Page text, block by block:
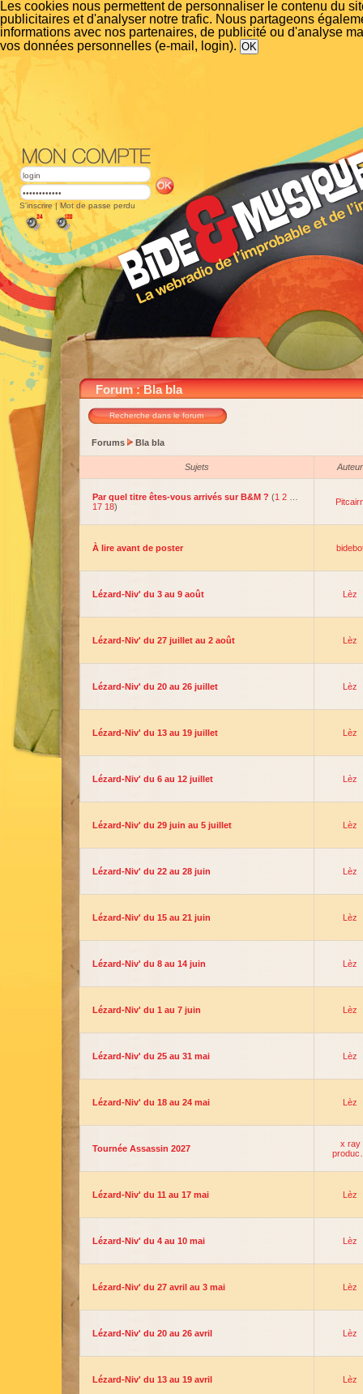
Les cookies nous permettent de personnaliser le contenu du
publicitaires et d'analyser notre trafic. Nous partageons
informations avec nos partenaires, de publicité ou d'analyse
vos données personnelles (e-mail, login).
S'inscrire | Mot de passe perdu
Forum : Bla bla
Recherche dans le forum
Forums Bla bla
Sujets Auteur
Par quel titre êtes-vous arrivés sur B&M ? (1 2
17 18)
À lire avant de poster
Lézard-Niv' du 3 au 9 août Lèz
Lézard-Niv' du 27 juillet au 2 août Lèz
Lézard-Niv' du 20 au 26 juillet Lèz
Lézard-Niv' du 13 au 19 juillet Lèz
Lézard-Niv' du 6 au 12 juillet Lèz
Lézard-Niv' du 29 juin au 5 juillet Lèz
Lézard-Niv' du 22 au 28 juin Lèz
Lézard-Niv' du 15 au 21 juin Lèz
Lézard-Niv' du 8 au 14 juin Lèz
Lézard-Niv' du 1 au 7 juin Lèz
Lézard-Niv' du 25 au 31 mai Lèz
Lézard-Niv' du 18 au 24 mai Lèz
Tournée Assassin 2027
x ray
Lézard-Niv' du 11 au 17 mai Lèz
Lézard-Niv' du 4 au 10 mai Lèz
Lézard-Niv' du 27 avril au 3 mai Lèz
Lézard-Niv' du 20 au 26 avril Lèz
Lézard-Niv' du 13 au 19 avril Lèz